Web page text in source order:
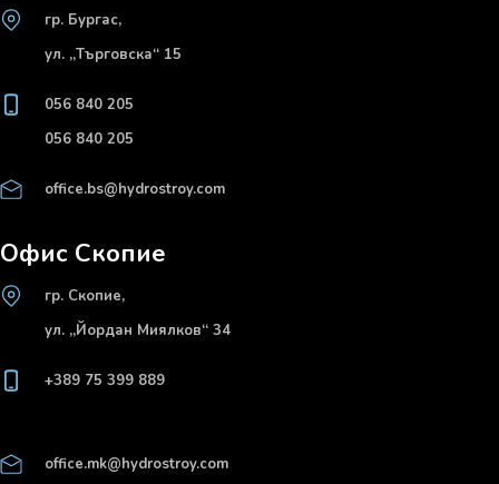
гр. Бургас,
ул. „Търговска“ 15
056 840 205
056 840 205
office.bs@hydrostroy.com
Офис Скопие
гр. Скопие,
ул. „Йордан Миялков“ 34
+389 75 399 889
office.mk@hydrostroy.com